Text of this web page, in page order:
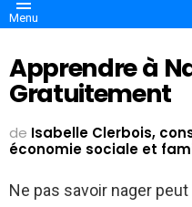
Menu
Apprendre à
Gratuitement
de Isabelle Clerbois,
économie sociale et
Ne pas savoir nager